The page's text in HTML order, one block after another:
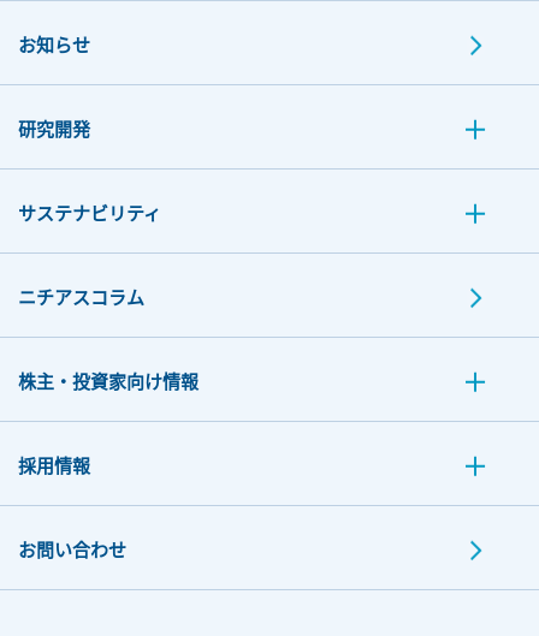
お知らせ
研究開発
サステナビリティ
ニチアスコラム
株主・投資家向け情報
採用情報
お問い合わせ